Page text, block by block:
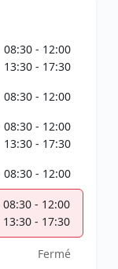
08:30 - 12:00
13:30 - 17:30
08:30 - 12:00
08:30 - 12:00
13:30 - 17:30
08:30 - 12:00
08:30 - 12:00
13:30 - 17:30
Fermé